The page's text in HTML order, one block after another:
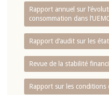
Rapport annuel sur
consommation dans
Rapport d‘audit sur les
Revue de la stabilité
Rapport sur les conditions